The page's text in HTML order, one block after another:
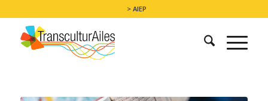
> AIEP